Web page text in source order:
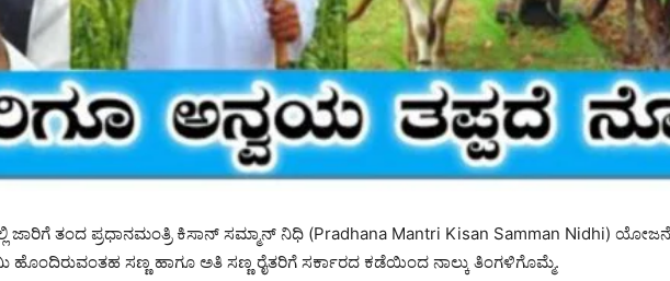
ಜಾರಿಗೆ ತಂದ ಪ್ರಧಾನಮಂತ್ರಿ ಕಿಸಾನ್ ಸಮ್ಮಾನ್ ನಿಧಿ (Pradhana Mantri Kisan Samman Nidhi) ಯೋಜನೆ
ಸಣ್ಣ ಹಾಗೂ ಅತಿ ಸಣ್ಣ ರೈತರಿಗೆ ಸರ್ಕಾರದ ಕಡೆಯಿಂದ ನಾಲ್ಕು ತಿಂಗಳಿಗೊಮ್ಮೆ.